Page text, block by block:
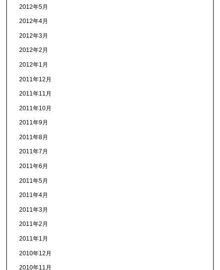
2012年5月
2012年4月
2012年3月
2012年2月
2012年1月
2011年12月
2011年11月
2011年10月
2011年9月
2011年8月
2011年7月
2011年6月
2011年5月
2011年4月
2011年3月
2011年2月
2011年1月
2010年12月
2010年11月